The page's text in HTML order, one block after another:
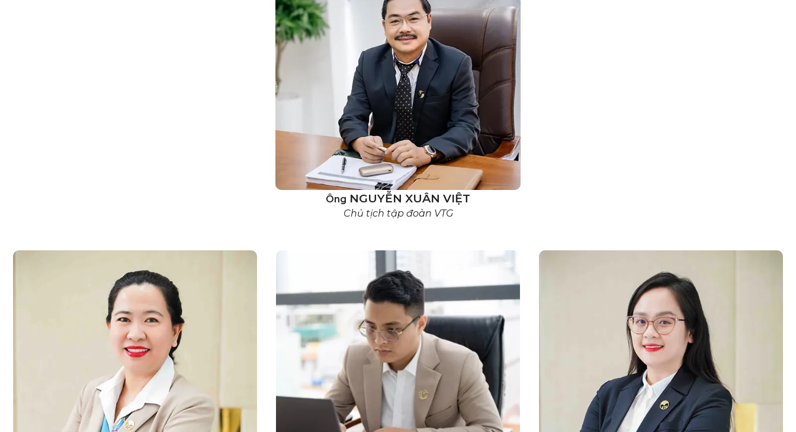
Khai trương 2 chi nhánh mới:
VIỆT TIÊN - ĐÀ NẴNG
Đồng thời thành lập T&T, công ty chuyên cung cấp vật liệu và
trang thiết bị cho labo - nha khoa.
Năm 2019:Bước tiến trên thị trường quốc tế
Thành lập NEC OUTSOURCING
nhu cầu ngày một tăng của thị trường răng sứ quốc tế.
Năm 2020:
Kỷ nguyên mới
- Khởi công xây dựngVTG LAB BUILDING
tượng đánh dấu cho sự phát triển về quy mô nhân sự và năng
Năm 2023: Mở rộng mạng lưới chi nhánh
Ra mắt chi nhánh thứ 5 -
VIỆT TIÊN NHA TRANG, giúp đáp ứng
nhu cầu về sản lượng, cũng như rút ngắn tối đa thời gian giao
hàng cho nha khoa tại khu vực miền Trung.
Năm 2024:Vị thế của “Người dẫn đầu”
- Với hơn 1.000 kỹ thuật viên lành nghề.
- Năng lực sản xuất trên 1 triệu đơn vị sứ/năm.
- Phục vụ hơn 2.000 nha khoa, bệnh viện trên cả nước.
- Chinh phục nha khoa tại Mỹ và Úc với 2 thương hiệu mới:
Ông NGUYỄN XUÂN VIỆT
Chủ tịch tập đoàn VTG